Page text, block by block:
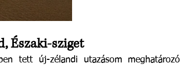
Északi-sziget
tett új-zélandi utazásom